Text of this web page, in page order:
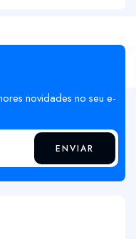
novidades no seu e-
ENVIAR